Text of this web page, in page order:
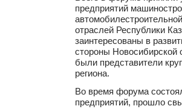
предприятий
отраслей Республики
заинтересованы в
стороны Новосибирской
были представители
региона.
Во время форума
предприятий, прошло